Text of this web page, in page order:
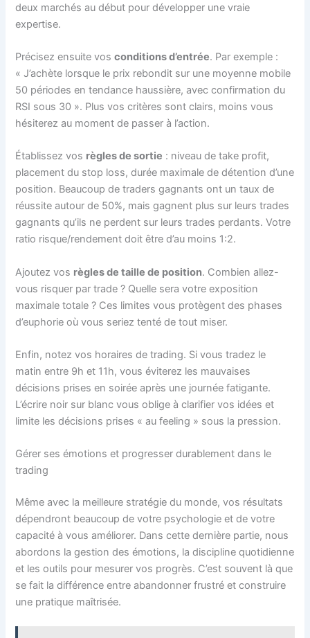
deux marchés au début pour développer une vraie
expertise.
Précisez ensuite vosconditions d’entrée. Par exemple :
« J’achète lorsque le prix rebondit sur une moyenne mobile
50 périodes en tendance haussière, avec confirmation du
RSI sous 30 ». Plus vos critères sont clairs, moins vous
hésiterez au moment de passer à l’action.
Établissez vos règles de sortie : niveau de take profit,
placement du stop loss, durée maximale de détention d’une
position. Beaucoup de traders gagnants ont un taux de
réussite autour de 50%, mais gagnent plus sur leurs trades
gagnants qu’ils ne perdent sur leurs trades perdants. Votre
ratio risque/rendement doit être d’au moins 1:2.
Ajoutez vos règles de taille de position. Combien allez-
vous risquer par trade ? Quelle sera votre exposition
maximale totale ? Ces limites vous protègent des phases
d’euphorie où vous seriez tenté de tout miser.
Enfin, notez vos horaires de trading. Si vous tradez le
matin entre 9h et 11h, vous éviterez les mauvaises
décisions prises en soirée après une journée fatigante.
L’écrire noir sur blanc vous oblige à clarifier vos idées et
limite les décisions prises « au feeling » sous la pression.
Gérer ses émotions et progresser durablement dans le
trading
Même avec la meilleure stratégie du monde, vos résultats
dépendront beaucoup de votre psychologie et de votre
capacité à vous améliorer. Dans cette dernière partie, nous
abordons la gestion des émotions, la discipline quotidienne
et les outils pour mesurer vos progrès. C’est souvent là que
se fait la différence entre abandonner frustré et construire
une pratique maîtrisée.